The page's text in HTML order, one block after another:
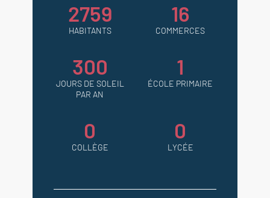
2759
HABITANTS
16
COMMERCES
300
JOURS DE SOLEIL
PAR AN
1
ÉCOLE PRIMAIRE
0
COLLÈGE
0
LYCÉE